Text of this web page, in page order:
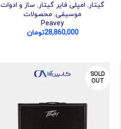
گیتار, امپلی فایر گیتار, ساز و ادوات
موسیقی, محصولات
Peavey
28,860,000تومان
SOLD
OUT